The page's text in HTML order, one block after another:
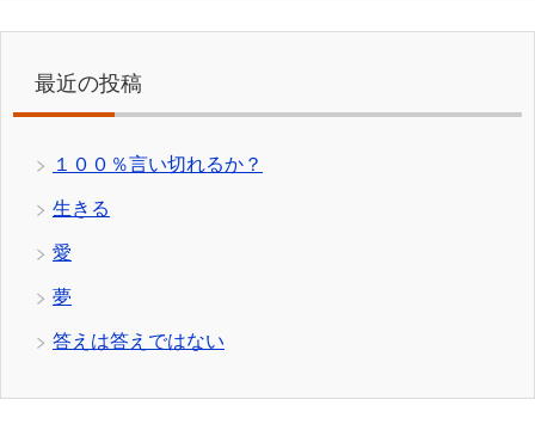
最近の投稿
１００％言い切れるか？
生きる
愛
夢
答えは答えではない